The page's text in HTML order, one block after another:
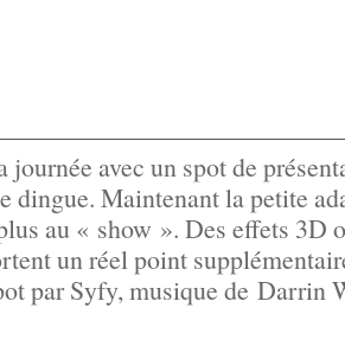
journée avec un spot de
dingue. Maintenant la petite
au « show ». Des effets 3D
un réel point
par Syfy, musique de Darrin